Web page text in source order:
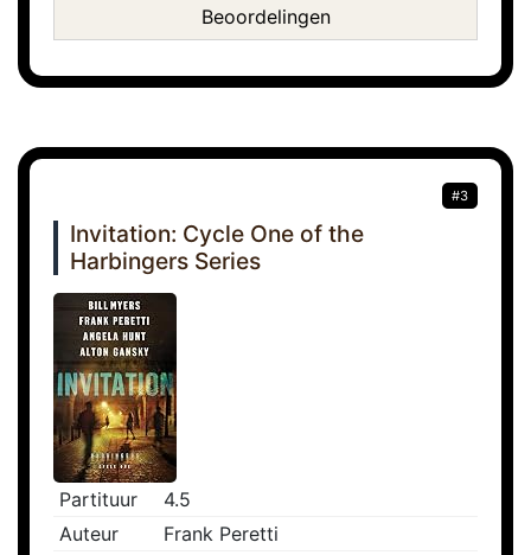
Beoordelingen
#3
Invitation: Cycle One of the
Harbingers Series
Partituur
4.5
Auteur
Frank Peretti